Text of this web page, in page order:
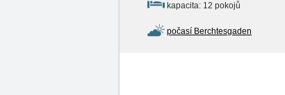
kapacita: 12 pokojů
počasí Berchtesgaden